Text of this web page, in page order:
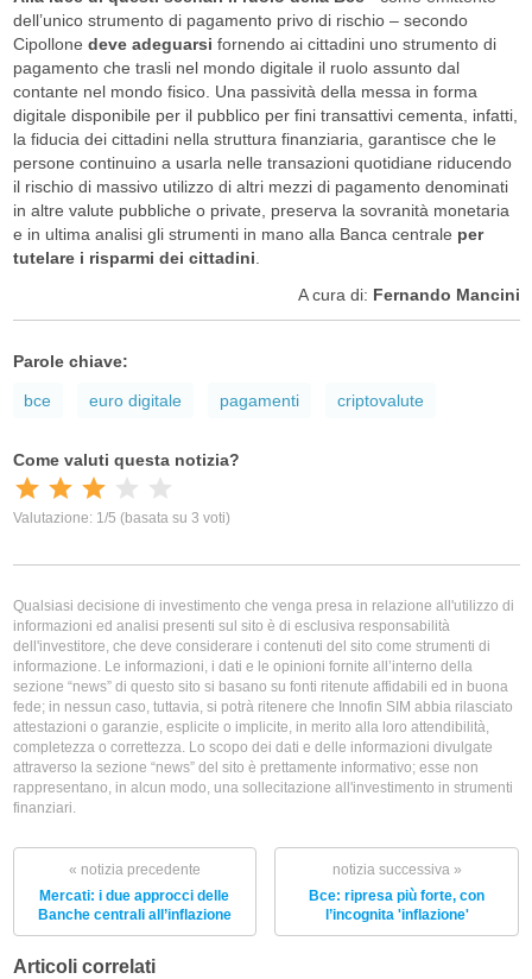
dell’unico strumento di pagamento privo di rischio – secondo
Cipollone deve adeguarsi fornendo ai cittadini uno strumento di
pagamento che trasli nel mondo digitale il ruolo assunto dal
contante nel mondo fisico. Una passività della messa in forma
digitale disponibile per il pubblico per fini transattivi cementa, infatti,
la fiducia dei cittadini nella struttura finanziaria, garantisce che le
persone continuino a usarla nelle transazioni quotidiane riducendo
il rischio di massivo utilizzo di altri mezzi di pagamento denominati
in altre valute pubbliche o private, preserva la sovranità monetaria
e in ultima analisi gli strumenti in mano alla Banca centrale per
tutelare i risparmi dei cittadini
A cura di: Fernando Mancini
Parole chiave:
bce euro digitale pagamenti criptovalute
Qualsiasi decisione di investimento che venga presa in relazione all'utilizzo di
informazioni ed analisi presenti sul sito è di esclusiva responsabilità
dell'investitore, che deve considerare i contenuti del sito come strumenti di
informazione. Le informazioni, i dati e le opinioni fornite all’interno della
sezione “news” di questo sito si basano su fonti ritenute affidabili ed in buona
fede; in nessun caso, tuttavia, si potrà ritenere che Innofin SIM abbia rilasciato
attestazioni o garanzie, esplicite o implicite, in merito alla loro attendibilità,
completezza o correttezza. Lo scopo dei dati e delle informazioni divulgate
attraverso la sezione “news” del sito è prettamente informativo; esse non
rappresentano, in alcun modo, una sollecitazione all'investimento in strumenti
finanziari.
« notizia precedente
Mercati: i due approcci delle
Banche centrali all’inflazione
notizia successiva »
Bce: ripresa più forte, con
l’incognita 'inflazione'
Articoli correlati